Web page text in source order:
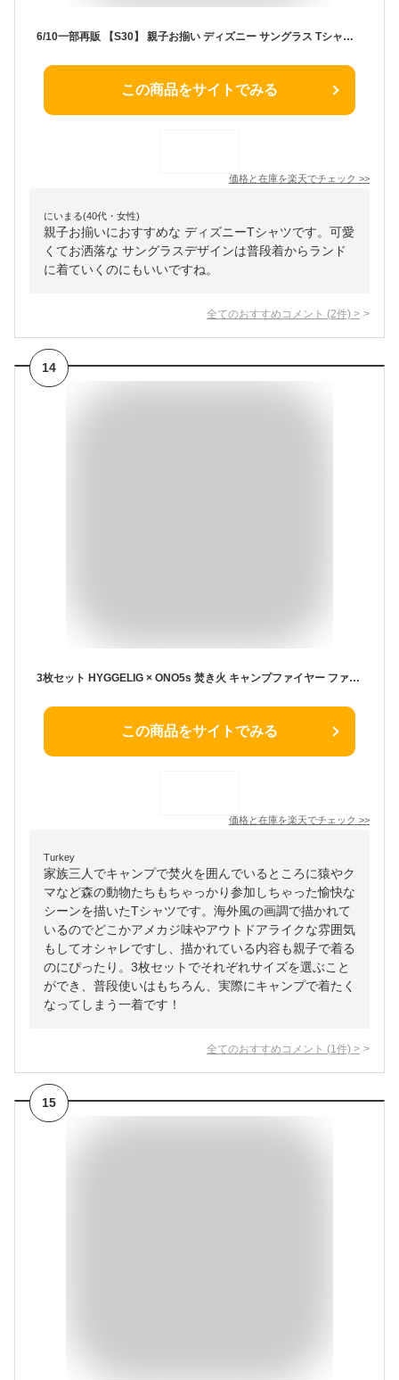
6/10一部再販 【S30】 親子お揃い ディズニー サングラス Tシャツ 0290A 綿100％ ベビードール BABYDOLL 大人 ユニセックス 男女兼用 レディース メンズ DISNEY ミッキー ミニー ドナルド デイジー チップとデール ディズニーTシャツ
この商品をサイトでみる
価格と在庫を楽天でチェック >>
にいまる(40代・女性)
親子お揃いにおすすめな ディズニーTシャツです。可愛
くてお洒落な サングラスデザインは普段着からランド
に着ていくのにもいいですね。
全てのおすすめコメント (2件) >
14
3枚セット HYGGELIG × ONO5s 焚き火 キャンプファイヤー ファミリーTシャツセット 親子 ソトアソビ アウトドア
この商品をサイトでみる
価格と在庫を楽天でチェック >>
Turkey
家族三人でキャンプで焚火を囲んでいるところに猿やク
マなど森の動物たちもちゃっかり参加しちゃった愉快な
シーンを描いたTシャツです。海外風の画調で描かれて
いるのでどこかアメカジ味やアウトドアライクな雰囲気
もしてオシャレですし、描かれている内容も親子で着る
のにぴったり。3枚セットでそれぞれサイズを選ぶこと
ができ、普段使いはもちろん、実際にキャンプで着たく
なってしまう一着です！
全てのおすすめコメント (1 件) >
15